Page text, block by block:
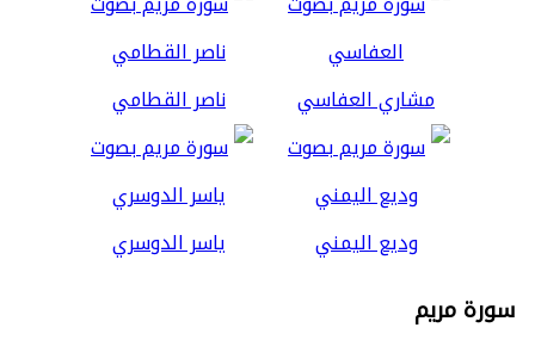
مشاري العفاسي ناصر القطامي
وديع اليمني ياسر الدوسري
سورة مريم